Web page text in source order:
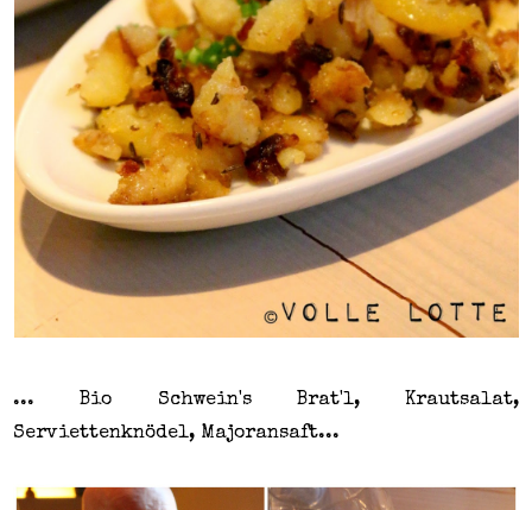
... Bio Schwein's Brat'l, Krautsalat,
Serviettenknödel, Majoransaft...